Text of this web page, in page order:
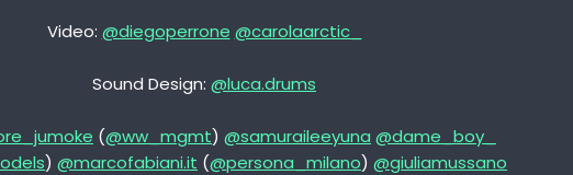
Video: @diegoperrone @carolaarctic_
Sound Design: @luca.drums
(@ww_mgmt) @samuraileeyuna @dame_boy_
) @marcofabiani.it (@persona_milano) @giuliamussano